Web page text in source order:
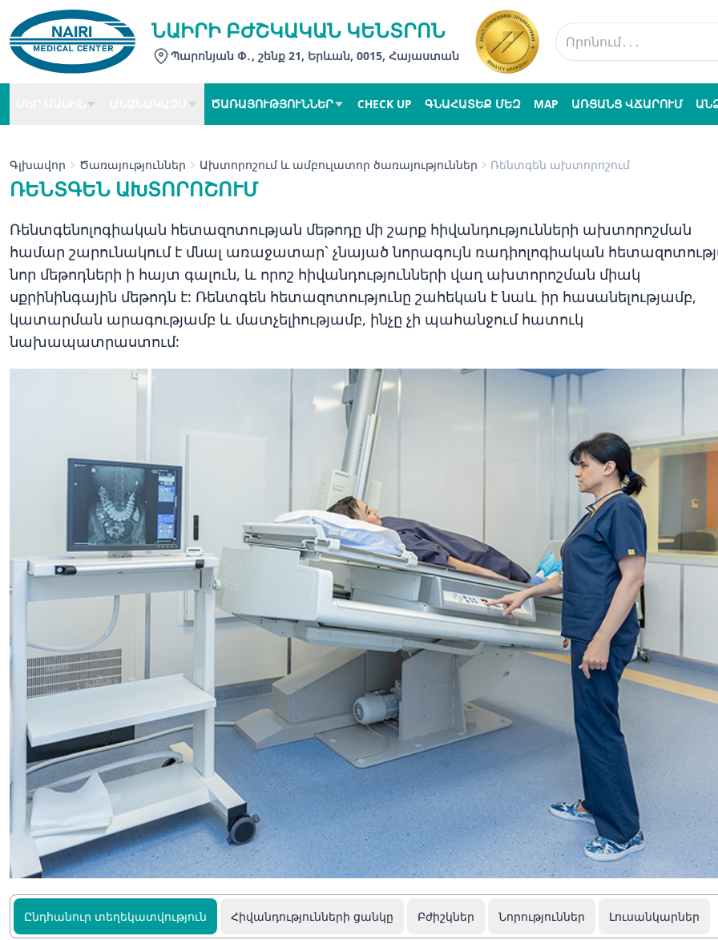
ՆԱԻՐԻ ԲԺՇԿԱԿԱՆ ԿԵՆՏՐՈՆ
Պարոնյան Փ․, շենք 21, Երևան, 0015, Հայաստան
ԾԱՌԱՅՈՒԹՅՈՒՆՆԵՐ CHECK UP ԳՆԱՀԱՏԵՔ ՄԵԶ MAP ԱՌՑԱՆՑ ՎՃԱՐՈՒՄ
Գլխավոր Ծառայություններ Ախտորոշում և ամբուլատոր ծառայություններ Ռենտգեն ախտորոշում
ՌԵՆՏԳԵՆ ԱԽՏՈՐՈՇՈՒՄ
Ռենտգենոլոգիական հետազոտության մեթոդը մի շարք հիվանդությունների ախտորոշման
համար շարունակում է մնալ առաջատար` չնայած նորագույն ռադիոլոգիական
նոր մեթոդների ի հայտ գալուն, և որոշ հիվանդությունների վաղ ախտորոշման միակ
սքրինինգային մեթոդն է: Ռենտգեն հետազոտությունը շահեկան է նաև իր հասանելությամբ,
կատարման արագությամբ և մատչելիությամբ, ինչը չի պահանջում հատուկ
նախապատրաստում:
Ընդհանուր տեղեկատվություն Հիվանդությունների ցանկը Բժիշկներ Նորություններ Լուսանկարներ